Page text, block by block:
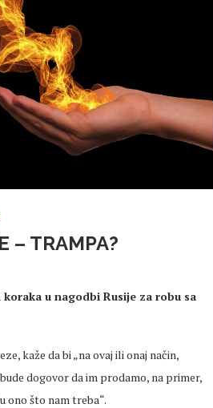
– TRAMPA?
u nagodbi Rusije za robu sa
kaže da bi „na ovaj ili onaj način,
dogovor da im prodamo, na primer,
ono što nam treba“.